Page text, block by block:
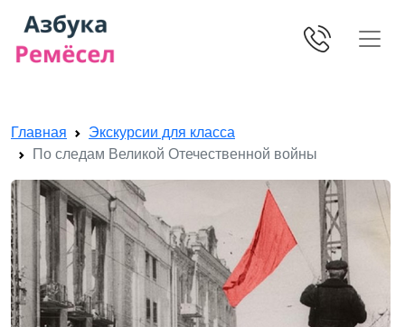
Главная
Экскурсии для класса
По следам Великой Отечественной войны